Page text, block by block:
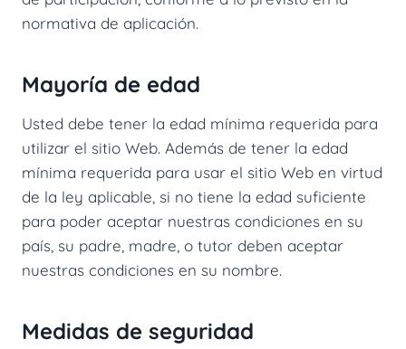
normativa de aplicación.
Mayoría de edad
Usted debe tener la edad mínima requerida para
utilizar el sitio Web. Además de tener la edad
mínima requerida para usar el sitio Web en virtud
de la ley aplicable, si no tiene la edad suficiente
para poder aceptar nuestras condiciones en su
país, su padre, madre, o tutor deben aceptar
nuestras condiciones en su nombre.
Medidas de seguridad